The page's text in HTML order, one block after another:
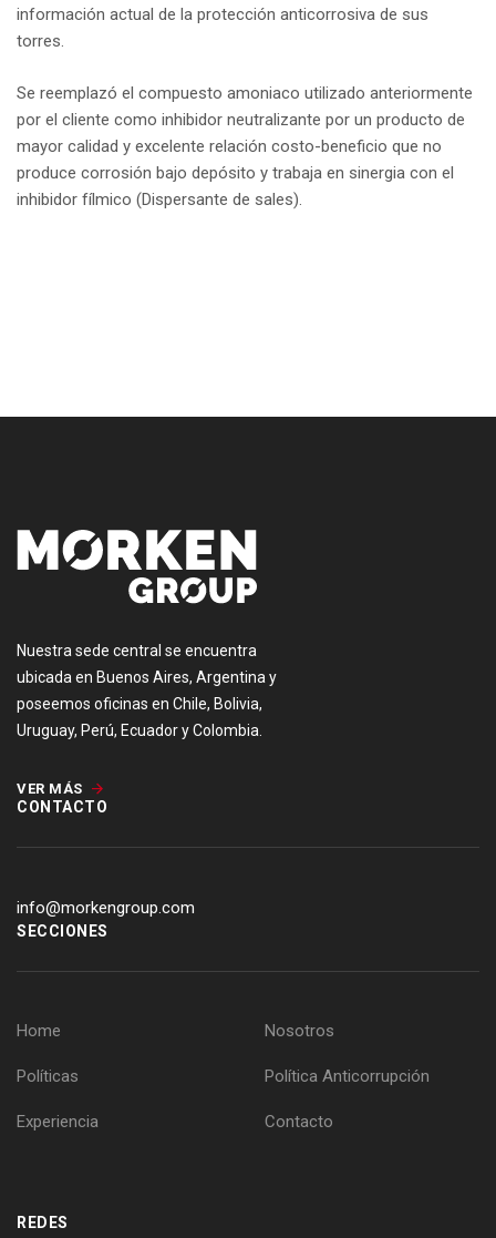
información actual de la protección anticorrosiva de sus
torres.
Se reemplazó el compuesto amoniaco utilizado anteriormente
por el cliente como inhibidor neutralizante por un producto de
mayor calidad y excelente relación costo-beneficio que no
produce corrosión bajo depósito y trabaja en sinergia con el
inhibidor fílmico (Dispersante de sales).
Nuestra sede central se encuentra
ubicada en Buenos Aires, Argentina y
poseemos oficinas en Chile, Bolivia,
Uruguay, Perú, Ecuador y Colombia.
VER MÁS
CONTACTO
info@morkengroup.com
SECCIONES
Home Nosotros
Políticas Política Anticorrupción
Experiencia Contacto
REDES